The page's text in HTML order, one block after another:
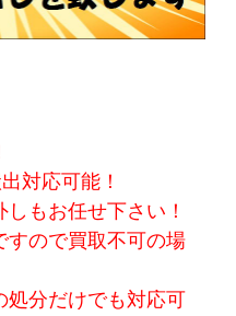
対応可能！
もお任せ下さい！
すので買取不可の場
処分だけでも対応可